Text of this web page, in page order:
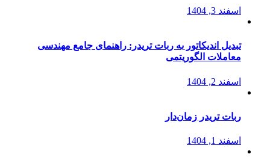
اسفند 3, 1404
تبدیل اندیکاتور به ربات تریدر: راهنمای جامع مهندسی
معاملات الگوریتمی
اسفند 2, 1404
ربات تریدر زمان‌دار
اسفند 1, 1404